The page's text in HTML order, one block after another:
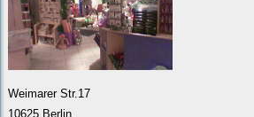
Weimarer Str.17
10625 Berlin